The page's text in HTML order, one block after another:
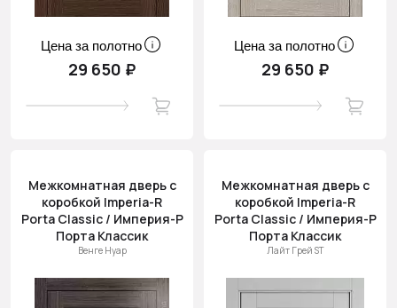
Цена за полотно
29 650 ₽
Цена за полотно
29 650 ₽
Межкомнатная дверь с
коробкой Imperia-R
Porta Classic / Империя-Р
Порта Классик
Венге Нуар
Межкомнатная дверь с
коробкой Imperia-R
Porta Classic / Империя-Р
Порта Классик
Лайт Грей ST